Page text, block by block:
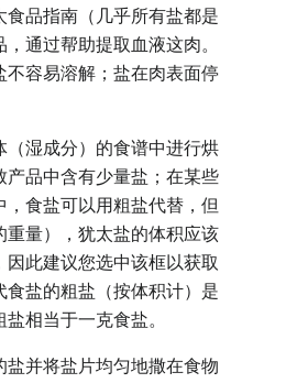
品指南（几乎所有盐都是
通过帮助提取血液这肉。
不容易溶解；盐在肉表面停
湿成分）的食谱中进行烘
品中含有少量盐；在某些
食盐可以用粗盐代替，但
重量），犹太盐的体积应该
此建议您选中该框以获取
盐的粗盐（按体积计）是
相当于一克食盐。
并将盐片均匀地撒在食物